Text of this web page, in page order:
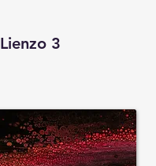
Lienzo 3